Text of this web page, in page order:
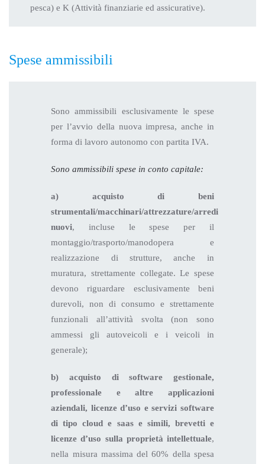
pesca) e K (Attività finanziarie ed assicurative).
Spese ammissibili
Sono ammissibili esclusivamente le spese
per l’avvio della nuova impresa, anche in
forma di lavoro autonomo con partita IVA.
Sono ammissibili spese in conto capitale:
a)
acquisto di beni
strumentali/macchinari/attrezzature/arredi
nuovi, incluse le spese per il
montaggio/trasporto/manodopera e
realizzazione di strutture, anche in
muratura, strettamente collegate. Le spese
devono riguardare esclusivamente beni
durevoli, non di consumo e strettamente
funzionali all’attività svolta (non sono
ammessi gli autoveicoli e i veicoli in
generale);
b) acquisto di software gestionale,
professionale e altre applicazioni
aziendali, licenze d’uso e servizi software
di tipo cloud e saas e simili, brevetti e
licenze d’uso sulla proprietà intellettuale,
nella misura massima del 60% della spesa